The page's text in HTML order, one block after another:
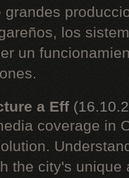
los
un
a Eff
coverage in
the city's